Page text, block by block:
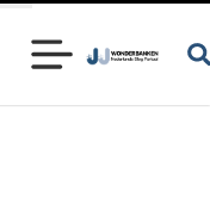
of je sloten nog